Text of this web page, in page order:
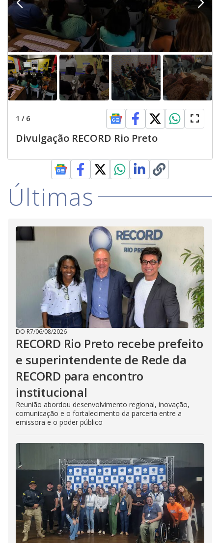
1 / 6
Divulgação RECORD Rio Preto
Últimas
DO R7/06/08/2026
RECORD Rio Preto recebe prefeito
e superintendente de Rede da
RECORD para encontro
institucional
Reunião abordou desenvolvimento regional, inovação,
comunicação e o fortalecimento da parceria entre a
emissora e o poder público